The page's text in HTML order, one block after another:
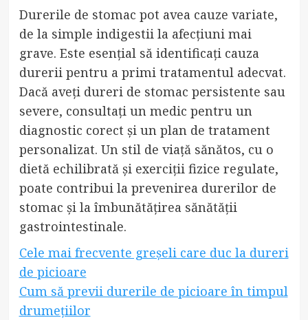
Durerile de stomac pot avea cauze variate,
de la simple indigestii la afecțiuni mai
grave. Este esențial să identificați cauza
durerii pentru a primi tratamentul adecvat.
Dacă aveți dureri de stomac persistente sau
severe, consultați un medic pentru un
diagnostic corect și un plan de tratament
personalizat. Un stil de viață sănătos, cu o
dietă echilibrată și exerciții fizice regulate,
poate contribui la prevenirea durerilor de
stomac și la îmbunătățirea sănătății
gastrointestinale.
Cele mai frecvente greșeli care duc la dureri
de picioare
Cum să previi durerile de picioare în timpul
drumețiilor